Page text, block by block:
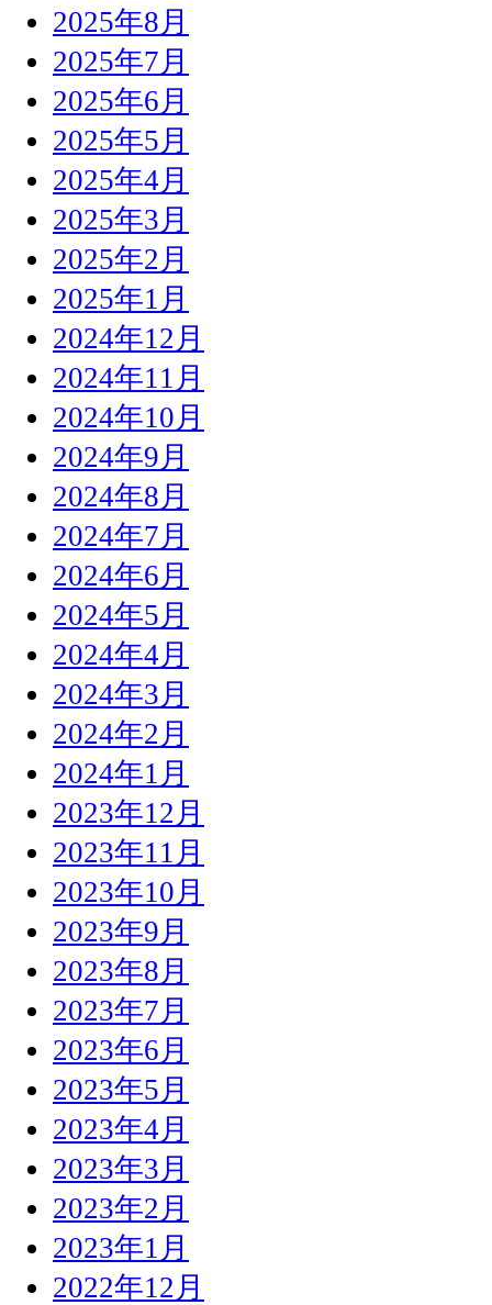
2025年8月
2025年7月
2025年6月
2025年5月
2025年4月
2025年3月
2025年2月
2025年1月
2024年12月
2024年11月
2024年10月
2024年9月
2024年8月
2024年7月
2024年6月
2024年5月
2024年4月
2024年3月
2024年2月
2024年1月
2023年12月
2023年11月
2023年10月
2023年9月
2023年8月
2023年7月
2023年6月
2023年5月
2023年4月
2023年3月
2023年2月
2023年1月
2022年12月